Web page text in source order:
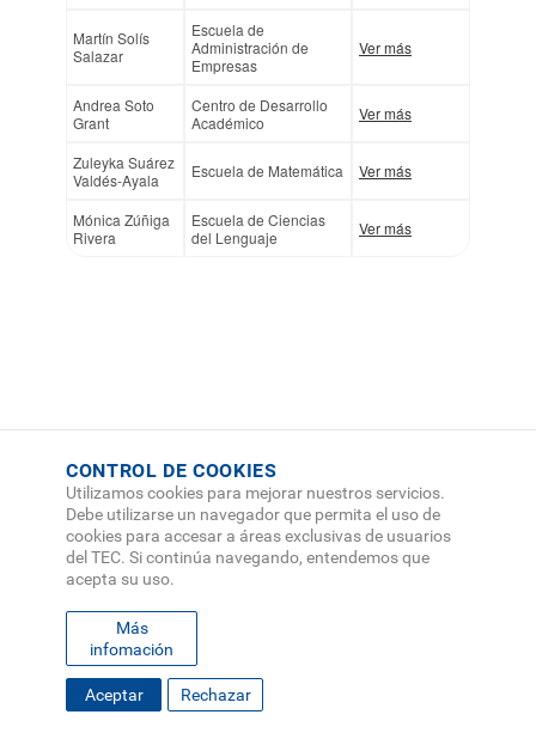
Martín Solís
Salazar
Escuela de
Administración de
Empresas
Ver más
Andrea Soto
Grant
Centro de Desarrollo
Académico
Ver más
Zuleyka Suárez
Valdés-Ayala
Escuela de Matemática Ver más
Mónica Zúñiga
Rivera
Escuela de Ciencias
del Lenguaje
Ver más
CONTROL DE COOKIES
Utilizamos cookies para mejorar nuestros servicios.
Debe utilizarse un navegador que permita el uso de
cookies para accesar a áreas exclusivas de usuarios
del TEC. Si continúa navegando, entendemos que
acepta su uso.
Más
infomación
Aceptar Rechazar